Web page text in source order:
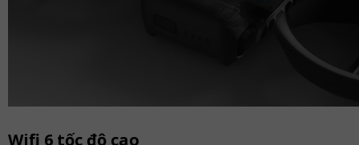
Wifi 6 tốc độ cao